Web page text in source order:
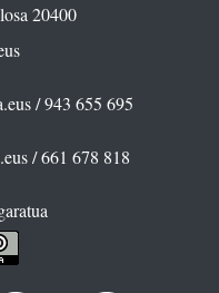
20400
/ 943 655 695
/ 661 678 818